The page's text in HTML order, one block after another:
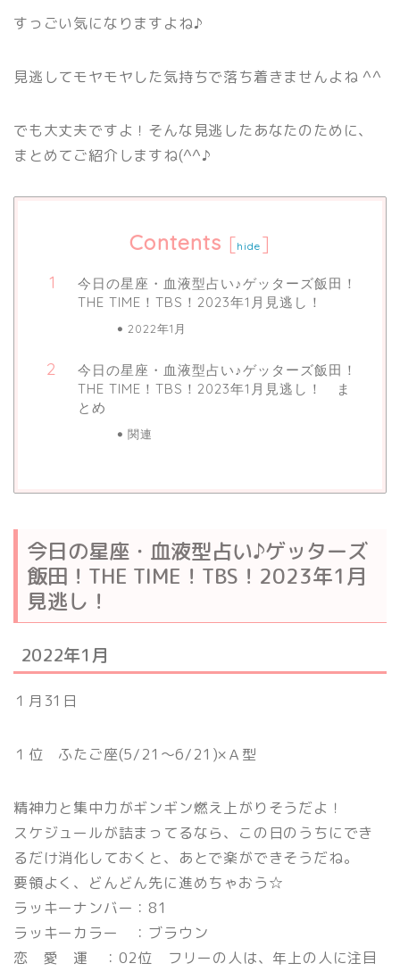
すっごい気になりますよね♪
見逃してモヤモヤした気持ちで落ち着きませんよね ^^
でも大丈夫ですよ！そんな見逃したあなたのために、
まとめてご紹介しますね(^^♪
Contents [hide ]
今日の星座・血液型占い♪ゲッターズ飯田！
THE TIME！TBS！2023年1月見逃し！
2022年1月
今日の星座・血液型占い♪ゲッターズ飯田！
THE TIME！TBS！2023年1月見逃し！ ま
とめ
関連
今日の星座・血液型占い♪ゲッターズ
飯田！THE TIME！TBS！2023年1月
見逃し！
2022年1月
１月31日
１位 ふたご座(5/21〜6/21)×Ａ型
精神力と集中力がギンギン燃え上がりそうだよ！
スケジュールが詰まってるなら、この日のうちにでき
るだけ消化しておくと、あとで楽ができそうだね。
要領よく、どんどん先に進めちゃおう☆
ラッキーナンバー：81
ラッキーカラー ：ブラウン
恋 愛 運 ：02位 フリーの人は、年上の人に注目